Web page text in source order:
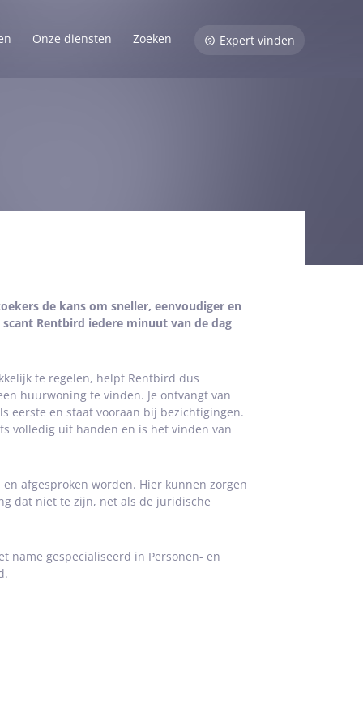
Onze diensten Zoeken Expert vinden
de kans om sneller, eenvoudiger en
Rentbird iedere minuut van de dag
te regelen, helpt Rentbird dus
huurwoning te vinden. Je ontvangt van
eerste en staat vooraan bij bezichtigingen.
volledig uit handen en is het vinden van
afgesproken worden. Hier kunnen zorgen
dat niet te zijn, net als de juridische
name gespecialiseerd in Personen- en